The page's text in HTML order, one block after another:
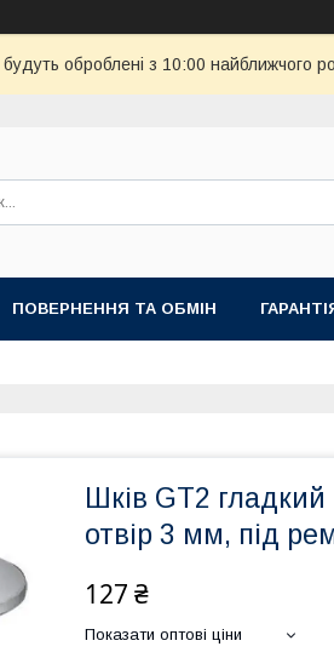
оброблені з 10:00 найближчого
ПОВЕРНЕННЯ ТА ОБМІН
Шків GT2
отвір 3 мм, під
127 ₴
Показати оптові ціни